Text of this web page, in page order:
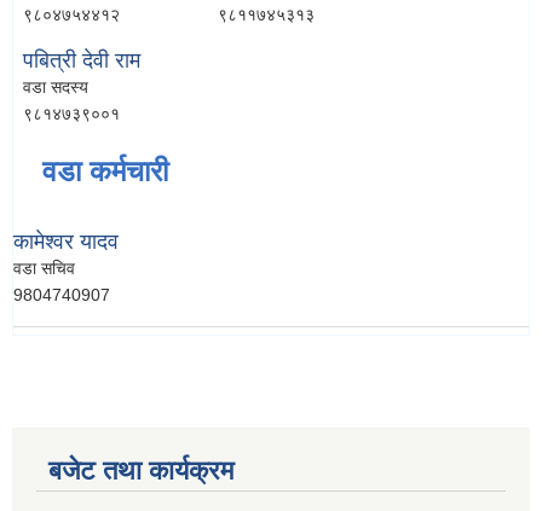
९८०४७५४४१२
९८११७४५३१३
पबित्री देवी राम
वडा सदस्य
९८१४७३९००१
वडा कर्मचारी
कामेश्वर यादव
वडा सचिव
9804740907
बजेट तथा कार्यक्रम